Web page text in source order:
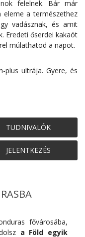
felelnek. Bár már
eleme a természethez
vadásznak, és amit
Eredeti őserdei kakaót
múlathatod a napot.
plus ultrája. Gyere, és
TUDNIVALÓK
JELENTKEZÉS
fővárosába,
a Föld egyik